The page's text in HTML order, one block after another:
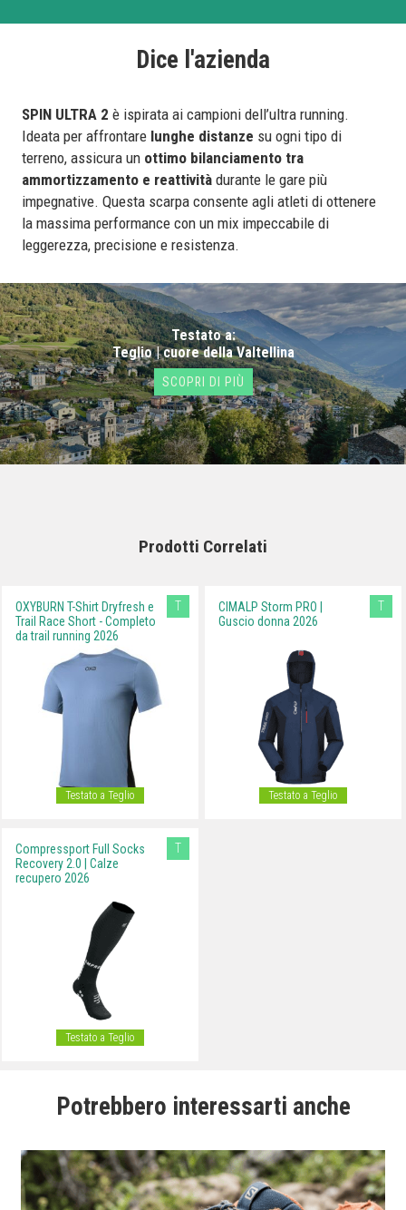
Dice l'azienda
SPIN ULTRA 2 è ispirata ai campioni dell’ultra running.
Ideata per affrontare lunghe distanze su ogni tipo di
terreno, assicura un ottimo bilanciamento tra
ammortizzamento e reattività durante le gare più
impegnative. Questa scarpa consente agli atleti di ottenere
la massima performance con un mix impeccabile di
leggerezza, precisione e resistenza.
Testato a:
Teglio | cuore della Valtellina
SCOPRI DI PIÙ
Prodotti Correlati
OXYBURN T-Shirt Dryfresh e
Trail Race Short - Completo
da trail running 2026
T
Testato a Teglio
CIMALP Storm PRO |
Guscio donna 2026
T
Testato a Teglio
Compressport Full Socks
Recovery 2.0 | Calze
recupero 2026
T
Testato a Teglio
Potrebbero interessarti anche